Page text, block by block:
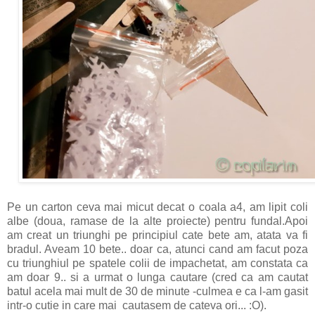
Pe un carton ceva mai micut decat o coala a4, am lipit coli
albe (doua, ramase de la alte proiecte) pentru fundal.Apoi
am creat un triunghi pe principiul cate bete am, atata va fi
bradul. Aveam 10 bete.. doar ca, atunci cand am facut poza
cu triunghiul pe spatele colii de impachetat, am constata ca
am doar 9.. si a urmat o lunga cautare (cred ca am cautat
batul acela mai mult de 30 de minute -culmea e ca l-am gasit
intr-o cutie in care mai cautasem de cateva ori... :O).